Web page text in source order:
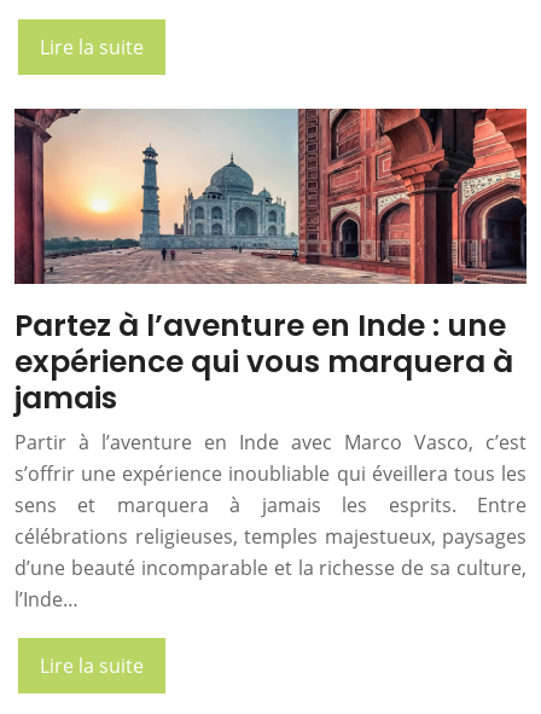
Lire la suite
Partez à l’aventure en Inde : une
expérience qui vous marquera à
jamais
Partir à l’aventure en Inde avec Marco Vasco, c’est
s’offrir une expérience inoubliable qui éveillera tous les
sens et marquera à jamais les esprits. Entre
célébrations religieuses, temples majestueux, paysages
d’une beauté incomparable et la richesse de sa culture,
l’Inde…
Lire la suite